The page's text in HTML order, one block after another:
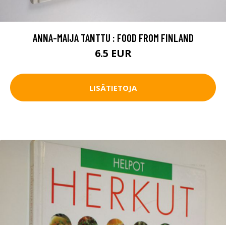
ANNA-MAIJA TANTTU : FOOD FROM FINLAND
6.5 EUR
LISÄTIETOJA